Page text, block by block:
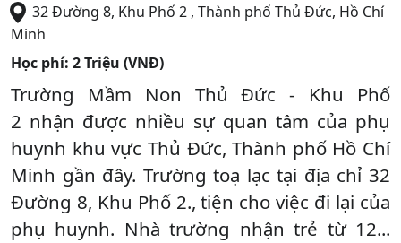
32 Đường 8, Khu Phố 2 , Thành phố Thủ Đức, Hồ Chí
Minh
Học phí: 2 Triệu (VNĐ)
Trường Mầm Non Thủ Đức - Khu Phố
2 nhận được nhiều sự quan tâm của phụ
huynh khu vực Thủ Đức, Thành phố Hồ Chí
Minh gần đây. Trường toạ lạc tại địa chỉ 32
Đường 8, Khu Phố 2., tiện cho việc đi lại của
phụ huynh. Nhà trường nhận trẻ từ 12...